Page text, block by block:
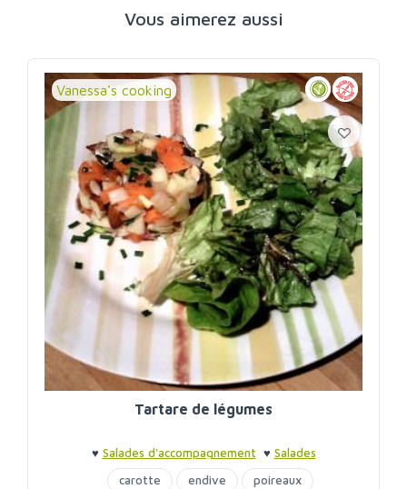
Vous aimerez aussi
Vanessa's cooking
Tartare de légumes
♥ Salades d'accompagnement ♥ Salades
d'accompagnement
carotte endive poireaux